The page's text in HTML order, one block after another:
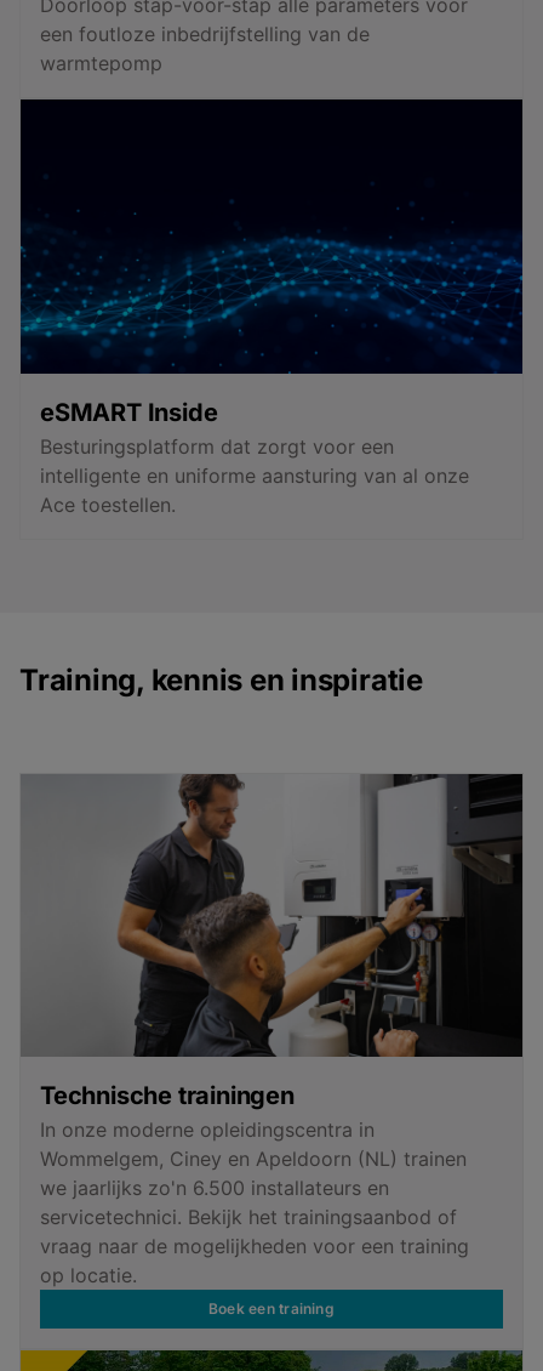
Doorloop stap-voor-stap alle parameters voor
een foutloze inbedrijfstelling van de
warmtepomp
eSMART Inside
Besturingsplatform dat zorgt voor een
intelligente en uniforme aansturing van al onze
Ace toestellen.
Training, kennis en inspiratie
Technische trainingen
In onze moderne opleidingscentra in
Wommelgem, Ciney en Apeldoorn (NL) trainen
we jaarlijks zo'n 6.500 installateurs en
servicetechnici. Bekijk het trainingsaanbod of
vraag naar de mogelijkheden voor een training
op locatie.
Boek een training